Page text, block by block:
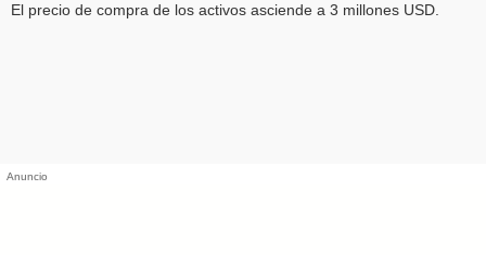
El precio de compra de los activos asciende a 3 millones USD.
Anuncio